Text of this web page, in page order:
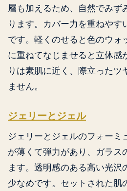
層も加えるため、自然でみず
ります。カバー力を重ねやす
です。軽くのせると色のウォ
に重ねてなじませると立体感
りは素肌に近く、際立ったツ
ません。
ジェリーとジェル
ジェリーとジェルのフォーミ
が薄くて弾力があり、ガラス
ます。透明感のある高い光沢
少なめです。セットされた肌